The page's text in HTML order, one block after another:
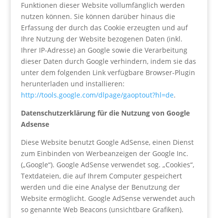
Funktionen dieser Website vollumfänglich werden
nutzen können. Sie können darüber hinaus die
Erfassung der durch das Cookie erzeugten und auf
Ihre Nutzung der Website bezogenen Daten (inkl.
Ihrer IP-Adresse) an Google sowie die Verarbeitung
dieser Daten durch Google verhindern, indem sie das
unter dem folgenden Link verfügbare Browser-Plugin
herunterladen und installieren:
http://tools.google.com/dlpage/gaoptout?hl=de.
Datenschutzerklärung für die Nutzung von Google
Adsense
Diese Website benutzt Google AdSense, einen Dienst
zum Einbinden von Werbeanzeigen der Google Inc.
(„Google“). Google AdSense verwendet sog. „Cookies“,
Textdateien, die auf Ihrem Computer gespeichert
werden und die eine Analyse der Benutzung der
Website ermöglicht. Google AdSense verwendet auch
so genannte Web Beacons (unsichtbare Grafiken).